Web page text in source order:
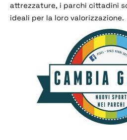
attrezzature, i parchi cittadini
ideali per la loro valorizzazione.